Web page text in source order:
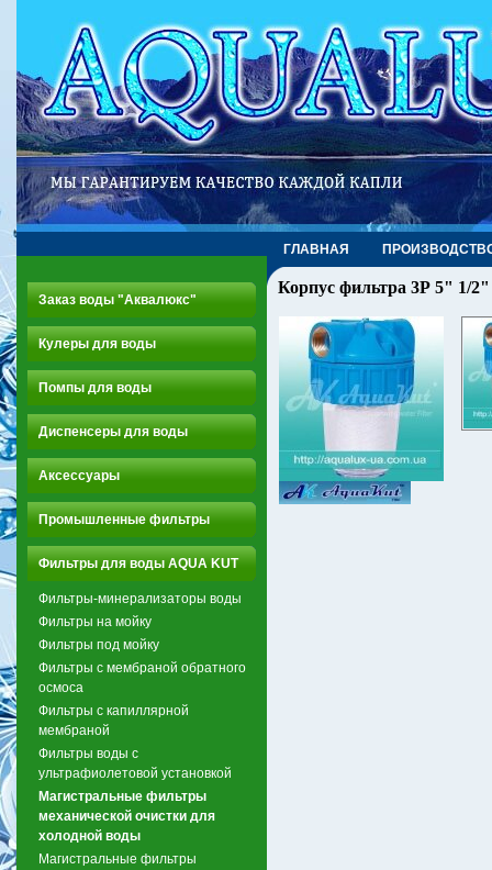
ГЛАВНАЯ
Заказ воды "Аквалюкс"
Кулеры для воды
Помпы для воды
Диспенсеры для воды
Аксессуары
Промышленные фильтры
Фильтры для воды AQUA KUT
Фильтры-минерализаторы воды
Фильтры на мойку
Фильтры под мойку
Фильтры с мембраной обратного
осмоса
Фильтры с капиллярной
мембраной
Фильтры воды с
ультрафиолетовой установкой
Магистральные фильтры
механической очистки для
холодной воды
Магистральные фильтры
Корпус фильтра 3Р 5" 1/